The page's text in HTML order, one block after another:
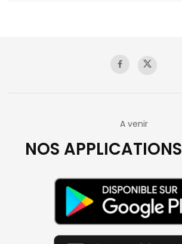
A venir
NOS APPLICATIONS